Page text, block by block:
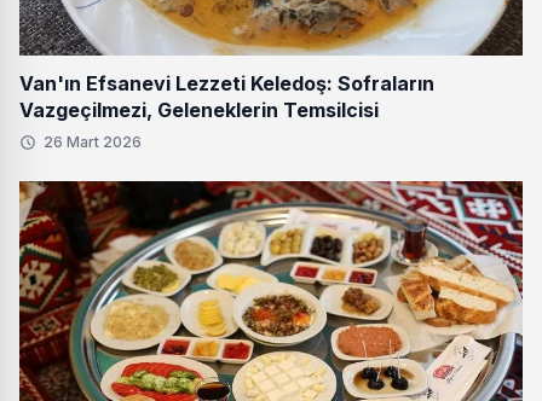
Van'ın Efsanevi Lezzeti Keledoş: Sofraların
Vazgeçilmezi, Geleneklerin Temsilcisi
26 Mart 2026